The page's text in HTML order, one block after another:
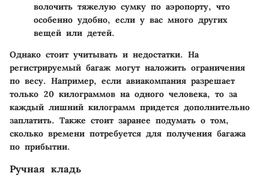
волочить тяжелую сумку по аэропорту, что
особенно удобно, если у вас много других
вещей или детей.
Однако стоит учитывать и недостатки. На
регистрируемый багаж могут наложить ограничения
по весу. Например, если авиакомпания разрешает
только 20 килограммов на одного человека, то за
каждый лишний килограмм придется дополнительно
заплатить. Также стоит заранее подумать о том,
сколько времени потребуется для получения багажа
по прибытии.
Ручная кладь